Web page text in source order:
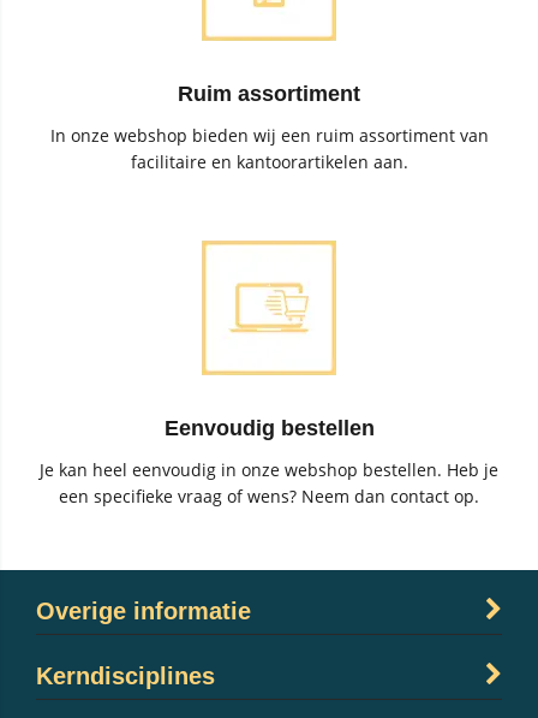
Ruim assortiment
In onze webshop bieden wij een ruim assortiment van
facilitaire en kantoorartikelen aan.
Eenvoudig bestellen
Je kan heel eenvoudig in onze webshop bestellen. Heb je
een specifieke vraag of wens? Neem dan contact op.
Overige informatie
Kerndisciplines